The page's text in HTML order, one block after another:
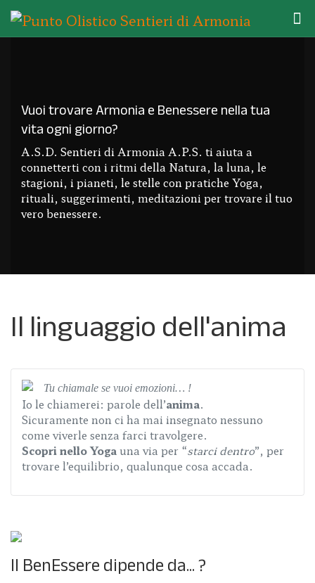
Vuoi trovare Armonia e Benessere nella tua
vita ogni giorno?
A.S.D. Sentieri di Armonia A.P.S. ti aiuta a
connetterti con i ritmi della Natura, la luna, le
stagioni, i pianeti, le stelle con pratiche Yoga,
rituali, suggerimenti, meditazioni per trovare il tuo
vero benessere.
Il linguaggio dell'anima
Tu chiamale se vuoi emozioni… !
Io le chiamerei: parole dell’anima.
Sicuramente non ci ha mai insegnato nessuno
come viverle senza farci travolgere.
Scopri nello Yogauna via per “starci dentro”, per
trovare l’equilibrio, qualunque cosa accada.
Il BenEssere dipende da... ?